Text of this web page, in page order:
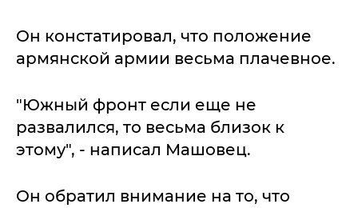
Он констатировал, что положение
армянской армии весьма плачевное.
"Южный фронт если еще не
развалился, то весьма близок к
этому", - написал Машовец.
Он обратил внимание на то, что